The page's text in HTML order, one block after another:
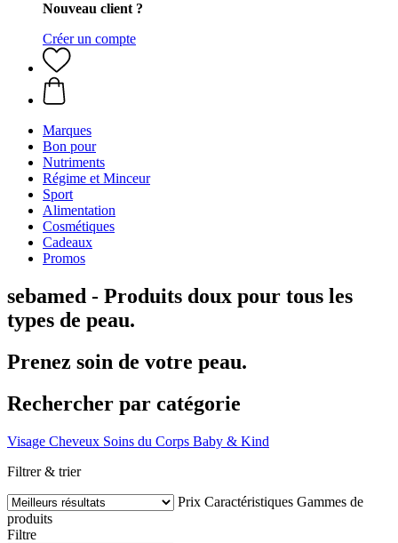
Nouveau client ?
Créer un compte
Marques
Bon pour
Nutriments
Régime et Minceur
Sport
Alimentation
Cosmétiques
Cadeaux
Promos
sebamed - Produits doux pour tous les
types de peau.
Prenez soin de votre peau.
Rechercher par catégorie
Visage Cheveux Soins du Corps Baby & Kind
Filtrer & trier
Prix Caractéristiques Gammes de
produits
Filtre